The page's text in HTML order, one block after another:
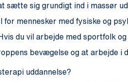
sætte sig grundigt ind i massør
for mennesker med fysiske og
du vil arbejde med sportfolk
bevægelse og at arbejde i
uddannelse?